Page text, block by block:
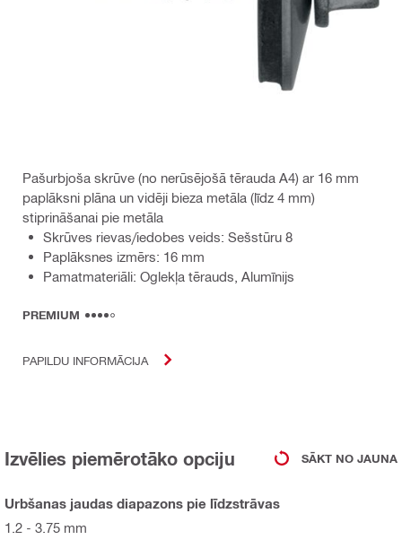
Pašurbjoša skrūve (no nerūsējošā tērauda A4) ar 16 mm
paplāksni plāna un vidēji bieza metāla (līdz 4 mm)
stiprināšanai pie metāla
Skrūves rievas/iedobes veids: Sešstūru 8
Paplāksnes izmērs: 16 mm
Pamatmateriāli: Oglekļa tērauds, Alumīnijs
PREMIUM
PAPILDU INFORMĀCIJA
Izvēlies piemērotāko opciju SĀKT NO JAUNA
Urbšanas jaudas diapazons pie līdzstrāvas
1.2 - 3.75 mm